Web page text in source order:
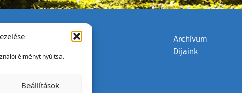
élményt nyújtsa.
Beállítások
1.
Archívum
Díjaink